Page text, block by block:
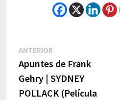
Navegación
de
entradas
ANTERIOR
post:
Apuntes de Frank
Gehry | SYDNEY
POLLACK (Película